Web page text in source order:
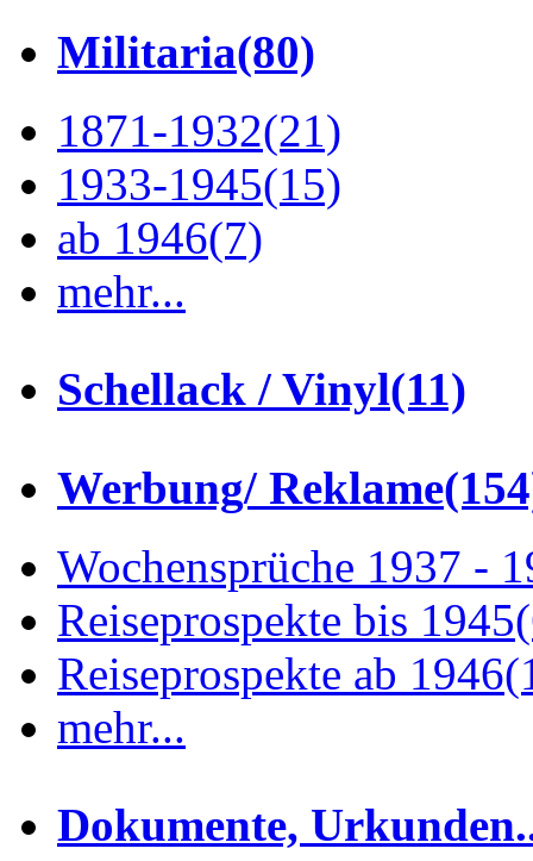
Militaria(80)
1871-1932(21)
1933-1945(15)
ab 1946(7)
mehr...
Schellack / Vinyl(11)
Werbung/ Reklame
Wochensprüche 1937 -
Reiseprospekte bis 1945
Reiseprospekte ab 1946
mehr...
Dokumente,